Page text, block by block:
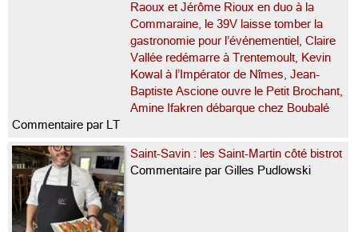
Raoux et Jérôme Rioux en duo à la
Commaraine, le 39V laisse tomber la
gastronomie pour l’événementiel, Claire
Vallée redémarre à Trentemoult, Kevin
Kowal à l’Impérator de Nîmes, Jean-
Baptiste Ascione ouvre le Petit Brochant,
Amine Ifakren débarque chez Boubalé
Commentaire par LT
Saint-Savin : les Saint-Martin côté bistrot
Commentaire par Gilles Pudlowski